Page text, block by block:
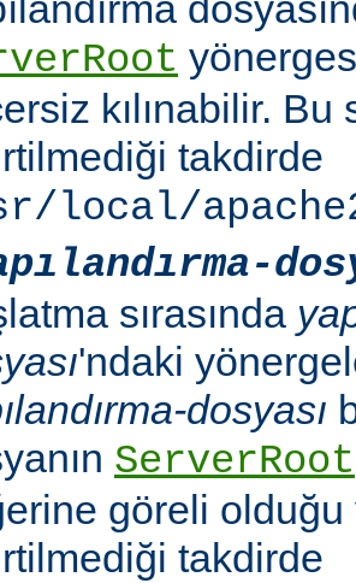
kılınabilir. Bu
takdirde
local/
sırasında
'ndaki
dosyası
ServerRoot
göreli olduğu
takdirde